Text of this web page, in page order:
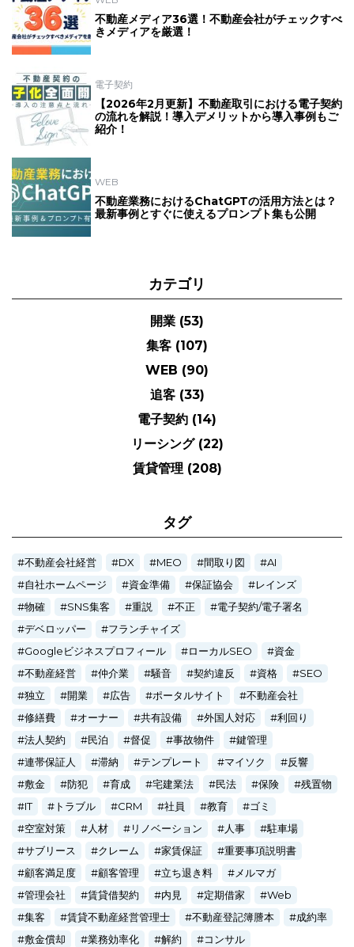
不動産メディア36選！不動産会社がチェックすべ
きメディアを厳選！
電子契約
【2026年2月更新】不動産取引における電子契約
の流れを解説！導入デメリットから導入事例もご
紹介！
WEB
不動産業務におけるChatGPTの活用方法とは？
最新事例とすぐに使えるプロンプト集も公開
カテゴリ
開業 (53)
集客 (107)
WEB (90)
追客 (33)
電子契約 (14)
リーシング (22)
賃貸管理 (208)
タグ
不動産会社経営 DX MEO 間取り図
AI
自社ホームページ
資金準備 保証協会
レインズ
物確
SNS集客 重説 不正
電子契約/電子署名
デベロッパー
フランチャイズ
Googleビジネスプロフィール
ローカルSEO
資金
不動産経営
仲介業 騒音 契約違反 資格
SEO
独立
開業 広告 ポータルサイト
不動産会社
修繕費
オーナー 共有設備 外国人対応
利回り
法人契約
民泊 督促 事故物件
鍵管理
連帯保証人
滞納 テンプレート マイソク
反響
敷金
防犯 育成 宅建業法 民法 保険
残置物
IT
トラブル CRM 社員 教育
ゴミ
空室対策
人材 リノベーション 人事
駐車場
サブリース
クレーム 家賃保証
重要事項説明書
顧客満足度
顧客管理 立ち退き料
メルマガ
管理会社
賃貸借契約 内見 定期借家
Web
集客
賃貸不動産経営管理士 不動産登記簿謄本
成約率
敷金償却
業務効率化 解約
コンサル